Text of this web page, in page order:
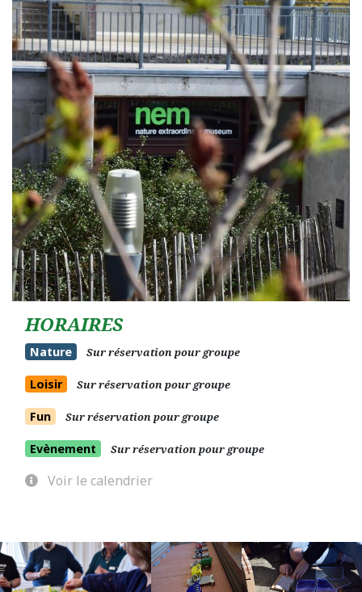
HORAIRES
Nature Sur réservation pour groupe
Loisir Sur réservation pour groupe
Fun Sur réservation pour groupe
Evènement Sur réservation pour groupe
Voir le calendrier